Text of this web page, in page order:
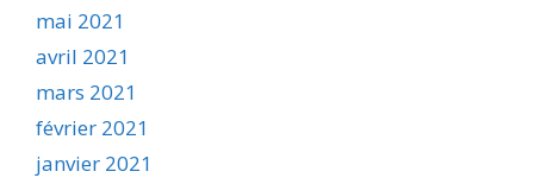
mai 2021
avril 2021
mars 2021
février 2021
janvier 2021